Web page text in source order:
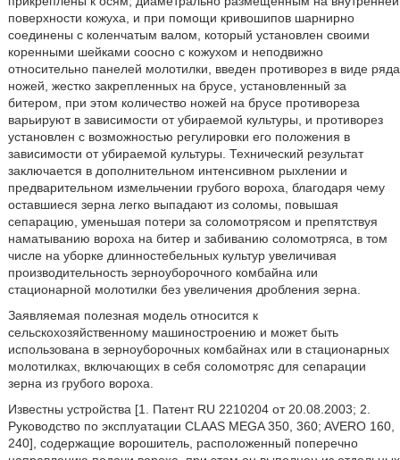
поверхности кожуха, и при помощи кривошипов шарнирно
соединены с коленчатым валом, который установлен своими
коренными шейками соосно с кожухом и неподвижно
относительно панелей молотилки, введен противорез в виде ряда
ножей, жестко закрепленных на брусе, установленный за
битером, при этом количество ножей на брусе противореза
варьируют в зависимости от убираемой культуры, и противорез
установлен с возможностью регулировки его положения в
зависимости от убираемой культуры. Технический результат
заключается в дополнительном интенсивном рыхлении и
предварительном измельчении грубого вороха, благодаря чему
оставшиеся зерна легко выпадают из соломы, повышая
сепарацию, уменьшая потери за соломотрясом и препятствуя
наматыванию вороха на битер и забиванию соломотряса, в том
числе на уборке длинностебельных культур увеличивая
производительность зерноуборочного комбайна или
стационарной молотилки без увеличения дробления зерна.
Заявляемая полезная модель относится к
сельскохозяйственному машиностроению и может быть
использована в зерноуборочных комбайнах или в стационарных
молотилках, включающих в себя соломотряс для сепарации
зерна из грубого вороха.
Известны устройства [1. Патент RU 2210204 от 20.08.2003; 2.
Руководство по эксплуатации CLAAS MEGA 350, 360; AVERO 160,
240], содержащие ворошитель, расположенный поперечно